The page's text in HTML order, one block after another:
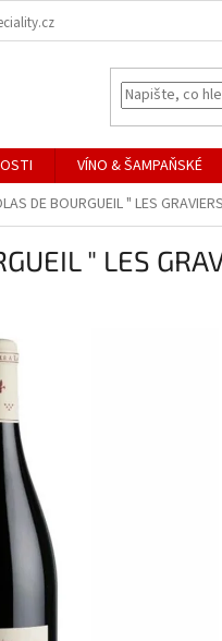
VÍNO & ŠAMPAŇSKÉ
DE BOURGUEIL " LES
" LES